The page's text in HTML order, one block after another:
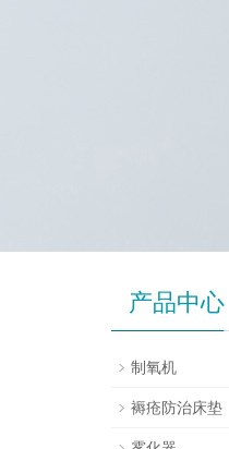
产品中心
制氧机
褥疮防治床垫